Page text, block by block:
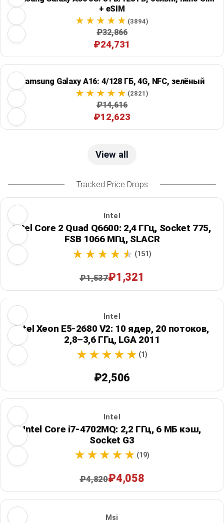
+ eSIM
(3894)
₽32,866
₽24,731
Samsung Galaxy A16: 4/128 ГБ, 4G, NFC, зелёный
(2821)
₽14,616
₽12,623
View all
Tracked Price Drops
Intel
Intel Core 2 Quad Q6600: 2,4 ГГц, Socket 775,
FSB 1066 МГц, SLACR
(151)
₽1,537₽1,321
Intel
Intel Xeon E5-2680 V2: 10 ядер, 20 потоков,
2,8–3,6 ГГц, LGA 2011
(1)
₽2,506
Intel
Intel Core i7-4702MQ: 2,2 ГГц, 6 МБ кэш,
Socket G3
(19)
₽4,820₽4,058
Msi